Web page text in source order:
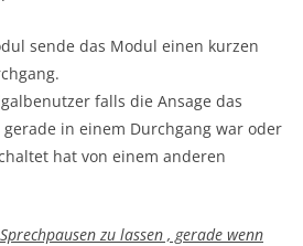
sende das Modul einen kurzen
falls die Ansage das
in einem Durchgang war oder
hat von einem anderen
zu lassen , gerade wenn